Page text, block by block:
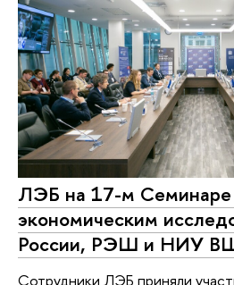
ЛЭБ на 17-м
экономическим
России, РЭШ и НИУ
Сотрудники ЛЭБ приняли